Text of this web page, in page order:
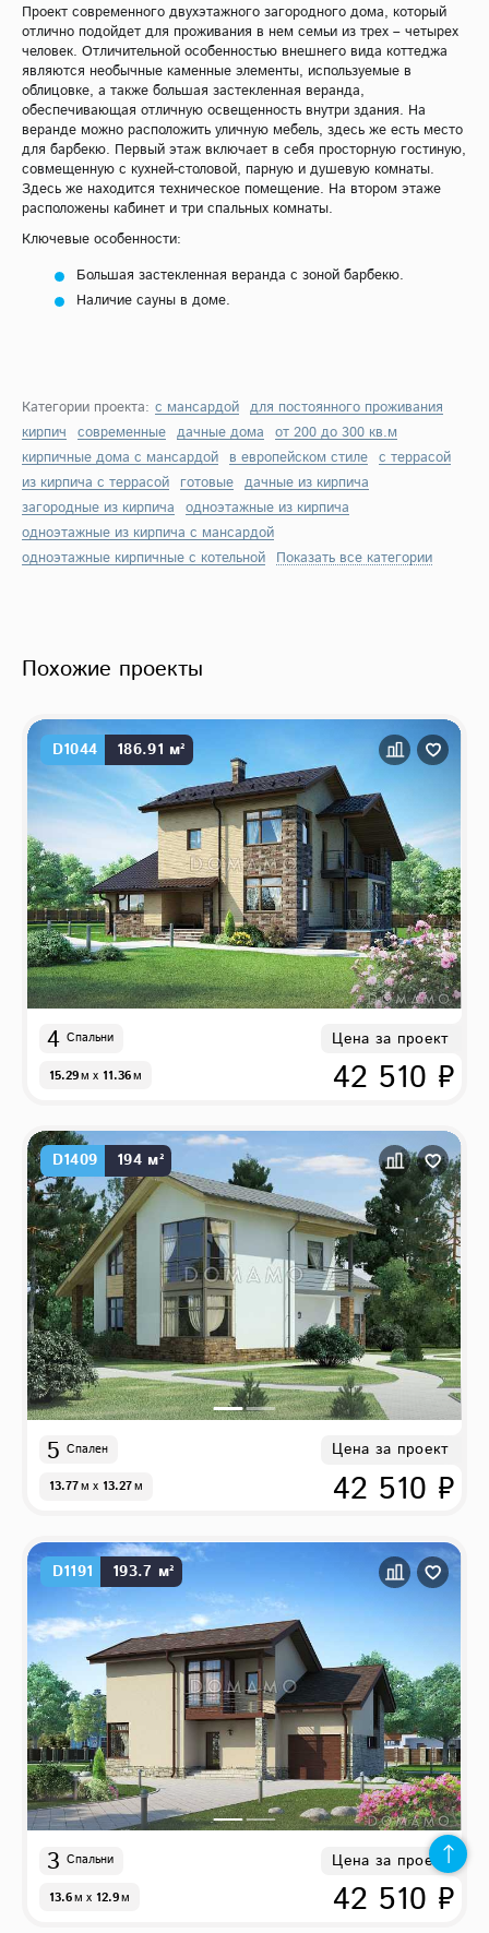
Проект современного двухэтажного загородного дома, который
отлично подойдет для проживания в нем семьи из трех – четырех
человек. Отличительной особенностью внешнего вида коттеджа
являются необычные каменные элементы, используемые в
облицовке, а также большая застекленная веранда,
обеспечивающая отличную освещенность внутри здания. На
веранде можно расположить уличную мебель, здесь же есть место
для барбекю. Первый этаж включает в себя просторную гостиную,
совмещенную с кухней-столовой, парную и душевую комнаты.
Здесь же находится техническое помещение. На втором этаже
расположены кабинет и три спальных комнаты.
Ключевые особенности:
Большая застекленная веранда с зоной барбекю.
Наличие сауны в доме.
Категории проекта: с мансардой для постоянного проживания
кирпич современные дачные дома от 200 до 300 кв.м
кирпичные дома с мансардой в европейском стиле с террасой
из кирпича с террасой готовые дачные из кирпича
загородные из кирпича одноэтажные из кирпича
одноэтажные из кирпича с мансардой
одноэтажные кирпичные с котельной Показать все категории
Похожие проекты
D1044 186.91 м²
4 Спальни
15.29м x 11.36м
Цена за проект
42 510 ₽
D1409 194 м²
5 Спален
13.77м x 13.27м
Цена за проект
42 510 ₽
D1191 193.7 м²
3 Спальни
13.6м x 12.9м
Цена за проект
42 510 ₽